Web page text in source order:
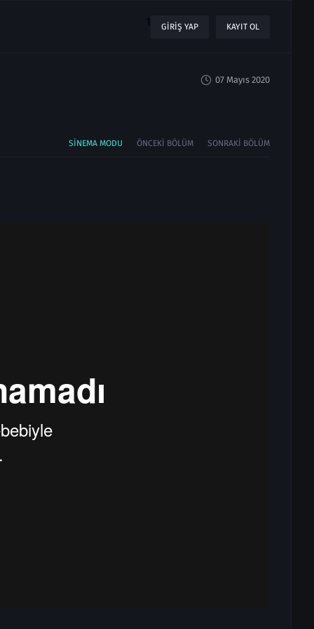
1 GIRIŞ YAP KAYIT OL
07 Mayıs 2020
SINEMA MODU ÖNCEKI BÖLÜM SONRAKI BÖLÜM